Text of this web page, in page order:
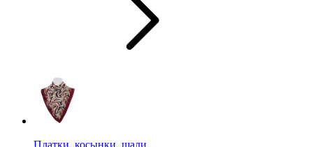
Платки, косынки, шали